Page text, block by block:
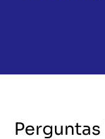
Perguntas